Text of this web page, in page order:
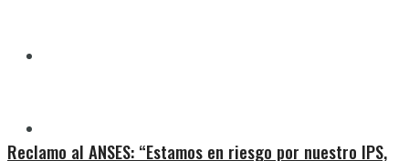
Reclamo al ANSES: “Estamos en riesgo por nuestro IPS,